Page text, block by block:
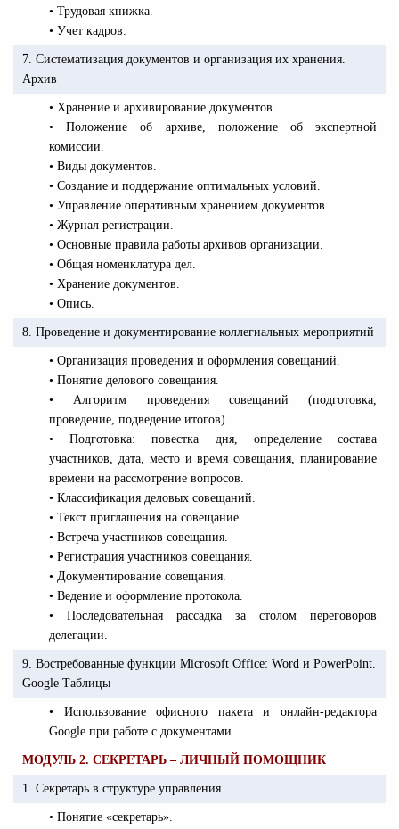
• Трудовая книжка.
• Учет кадров.
7. Систематизация документов и организация их хранения.
Архив
• Хранение и архивирование документов.
• Положение об архиве, положение об экспертной
комиссии.
• Виды документов.
• Создание и поддержание оптимальных условий.
• Управление оперативным хранением документов.
• Журнал регистрации.
• Основные правила работы архивов организации.
• Общая номенклатура дел.
• Хранение документов.
• Опись.
8. Проведение и документирование коллегиальных мероприятий
• Организация проведения и оформления совещаний.
• Понятие делового совещания.
• Алгоритм проведения совещаний (подготовка,
проведение, подведение итогов).
• Подготовка: повестка дня, определение состава
участников, дата, место и время совещания, планирование
времени на рассмотрение вопросов.
• Классификация деловых совещаний.
• Текст приглашения на совещание.
• Встреча участников совещания.
• Регистрация участников совещания.
• Документирование совещания.
• Ведение и оформление протокола.
• Последовательная рассадка за столом переговоров
делегации.
9. Востребованные функции Microsoft Office: Word и PowerPoint.
Google Таблицы
• Использование офисного пакета и онлайн-редактора
Google при работе с документами.
МОДУЛЬ 2. СЕКРЕТАРЬ – ЛИЧНЫЙ ПОМОЩНИК
1. Секретарь в структуре управления
• Понятие «секретарь».